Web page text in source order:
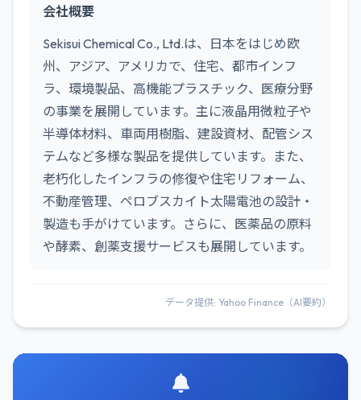
会社概要
Sekisui Chemical Co., Ltd.は、日本をはじめ欧
州、アジア、アメリカで、住宅、都市インフ
ラ、環境製品、高機能プラスチック、医療分野
の事業を展開しています。主に液晶用微粒子や
半導体材料、車両用樹脂、建設資材、配管シス
テムなど多様な製品を提供しています。また、
老朽化したインフラの修復や住宅リフォーム、
不動産管理、ペロブスカイト太陽電池の設計・
製造も手がけています。さらに、医薬品の原料
や酵素、創薬支援サービスも展開しています。
データ提供: Yahoo Finance（AI要約）